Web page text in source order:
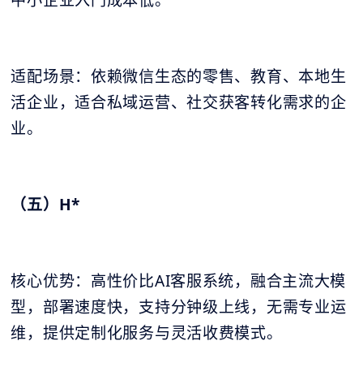
适配场景：依赖微信生态的零售、教育、本地生
活企业，适合私域运营、社交获客转化需求的企
业。
（五）H*
核心优势：高性价比AI客服系统，融合主流大模
型，部署速度快，支持分钟级上线，无需专业运
维，提供定制化服务与灵活收费模式。